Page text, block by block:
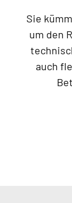
Sie
um den
auch